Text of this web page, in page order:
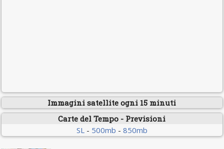
Immagini satellite ogni 15 minuti
Carte del Tempo - Previsioni
SL- 500mb - 850mb